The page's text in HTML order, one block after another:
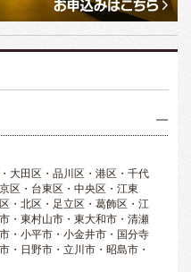
大田区・品川区・港区・千代
区・台東区・中央区・江東
・北区・足立区・葛飾区・江
・東村山市・東大和市・清瀬
・小平市・小金井市・国分寺
・日野市・立川市・昭島市・